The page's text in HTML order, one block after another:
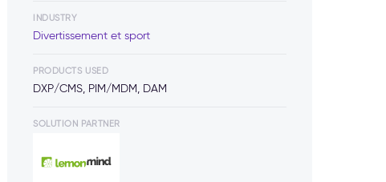
INDUSTRY
Divertissement et sport
PRODUCTS USED
DXP/CMS, PIM/MDM, DAM
SOLUTION PARTNER